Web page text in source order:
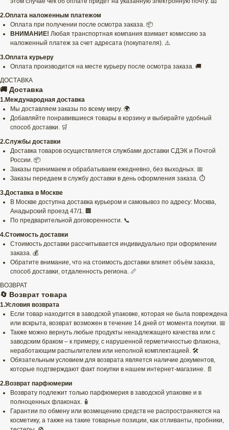
2.Оплата наложенным платежом
Оплата при получении после осмотра заказа. 📦
ВНИМАНИЕ! Любая транспортная компания взимает комиссию за
наложенный платеж за счет адресата (покупателя). ⚠️
3.Оплата курьеру
Оплата производится на месте курьеру после осмотра заказа. 🚚
ДОСТАВКА
🚚 Доставка
1.Международная доставка
Мы доставляем заказы по всему миру. 🌍
Добавляйте понравившиеся товары в корзину и выбирайте удобный
способ доставки. 🛒
2.Службы доставки
Доставка товаров осуществляется службами доставки СДЭК и Почтой
России. 📦
Заказы принимаем и обрабатываем ежедневно, без выходных. 📅
Заказы передаем в службу доставки в день оформления заказа. ⏱️
3.Доставка в Москве
В Москве доступна доставка курьером и самовывоз по адресу: Москва,
Анадырский проезд 47/1. 🏢
По предварительной договоренности. 📞
4.Стоимость доставки
Стоимость доставки рассчитывается индивидуально при оформлении
заказа. 💰
Обратите внимание, что на стоимость доставки влияет объём заказа,
способ доставки, отдаленность региона. 📏
ВОЗВРАТ
🔄 Возврат товара
1.Условия возврата
Если товар находится в заводской упаковке, которая не была повреждена
или вскрыта, возврат возможен в течение 14 дней от момента покупки. 📅
Также можно вернуть любые продукты ненадлежащего качества или с
заводским браком – к примеру, с нарушенной герметичностью флакона,
неработающим распылителем или неполной комплектацией. 🛠️
Обязательным условием для возврата является наличие документов,
которые подтверждают факт покупки в нашем интернет-магазине. 📄
2.Возврат парфюмерии
Возврату подлежит только парфюмерия в заводской упаковке и в
полноценных флаконах. 🧴
Гарантии по обмену или возмещению средств не распространяются на
косметику, а также на такие товарные позиции, как отливанты, пробники,